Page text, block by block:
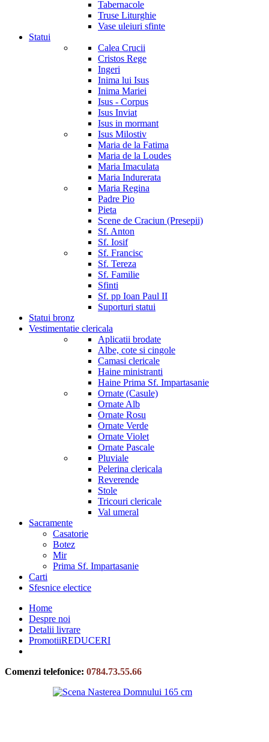
Tabernacole
Truse Liturghie
Vase uleiuri sfinte
Statui
Calea Crucii
Cristos Rege
Ingeri
Inima lui Isus
Inima Mariei
Isus - Corpus
Isus Inviat
Isus in mormant
Isus Milostiv
Maria de la Fatima
Maria de la Loudes
Maria Imaculata
Maria Indurerata
Maria Regina
Padre Pio
Pieta
Scene de Craciun (Presepii)
Sf. Anton
Sf. Iosif
Sf. Francisc
Sf. Tereza
Sf. Familie
Sfinti
Sf. pp Ioan Paul II
Suporturi statui
Statui bronz
Vestimentatie clericala
Aplicatii brodate
Albe, cote si cingole
Camasi clericale
Haine ministranti
Haine Prima Sf. Impartasanie
Ornate (Casule)
Ornate Alb
Ornate Rosu
Ornate Verde
Ornate Violet
Ornate Pascale
Pluviale
Pelerina clericala
Reverende
Stole
Tricouri clericale
Val umeral
Sacramente
Casatorie
Botez
Mir
Prima Sf. Impartasanie
Carti
Sfesnice electice
Home
Despre noi
Detalii livrare
PromotiiREDUCERI
Comenzi telefonice: 0784.73.55.66